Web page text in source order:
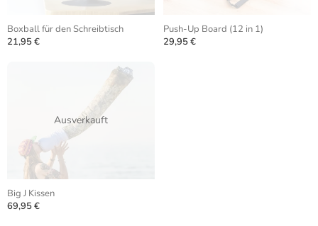
Boxball für den Schreibtisch
21,95 €
Push-Up Board (12 in 1)
29,95 €
Ausverkauft
Big J Kissen
69,95 €